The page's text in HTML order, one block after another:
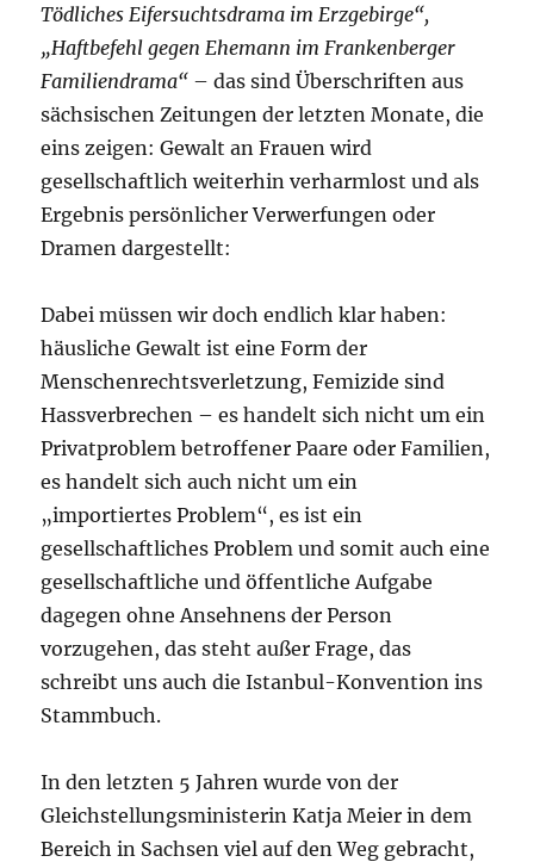
Tödliches Eifersuchtsdrama im Erzgebirge“,
„Haftbefehl gegen Ehemann im Frankenberger
Familiendrama“ – das sind Überschriften aus
sächsischen Zeitungen der letzten Monate, die
eins zeigen: Gewalt an Frauen wird
gesellschaftlich weiterhin verharmlost und als
Ergebnis persönlicher Verwerfungen oder
Dramen dargestellt:
Dabei müssen wir doch endlich klar haben:
häusliche Gewalt ist eine Form der
Menschenrechtsverletzung, Femizide sind
Hassverbrechen – es handelt sich nicht um ein
Privatproblem betroffener Paare oder Familien,
es handelt sich auch nicht um ein
„importiertes Problem“, es ist ein
gesellschaftliches Problem und somit auch eine
gesellschaftliche und öffentliche Aufgabe
dagegen ohne Ansehnens der Person
vorzugehen, das steht außer Frage, das
schreibt uns auch die Istanbul-Konvention ins
Stammbuch.
In den letzten 5 Jahren wurde von der
Gleichstellungsministerin Katja Meier in dem
Bereich in Sachsen viel auf den Weg gebracht,